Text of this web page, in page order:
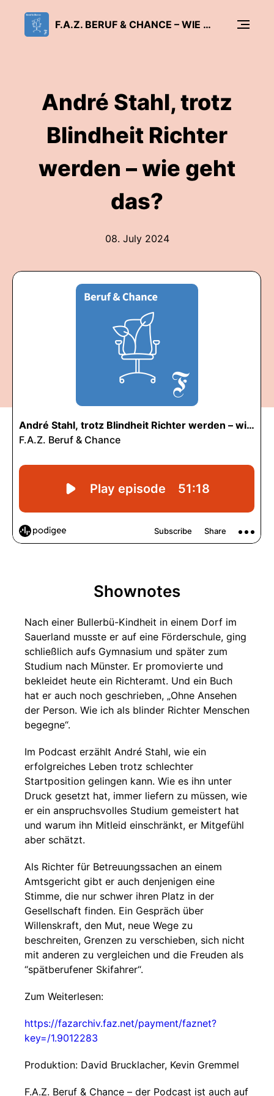
F.A.Z. BERUF & CHANCE – WIE ARBEIT GLÜCKLICH MACHT
André Stahl, trotz
Blindheit Richter
werden – wie geht
das?
08. July 2024
Shownotes
Nach einer Bullerbü-Kindheit in einem Dorf im
Sauerland musste er auf eine Förderschule, ging
schließlich aufs Gymnasium und später zum
Studium nach Münster. Er promovierte und
bekleidet heute ein Richteramt. Und ein Buch
hat er auch noch geschrieben, „Ohne Ansehen
der Person. Wie ich als blinder Richter Menschen
begegne“.
Im Podcast erzählt André Stahl, wie ein
erfolgreiches Leben trotz schlechter
Startposition gelingen kann. Wie es ihn unter
Druck gesetzt hat, immer liefern zu müssen, wie
er ein anspruchsvolles Studium gemeistert hat
und warum ihn Mitleid einschränkt, er Mitgefühl
aber schätzt.
Als Richter für Betreuungssachen an einem
Amtsgericht gibt er auch denjenigen eine
Stimme, die nur schwer ihren Platz in der
Gesellschaft finden. Ein Gespräch über
Willenskraft, den Mut, neue Wege zu
beschreiten, Grenzen zu verschieben, sich nicht
mit anderen zu vergleichen und die Freuden als
“spätberufener Skifahrer“.
Zum Weiterlesen:
https://fazarchiv.faz.net/payment/faznet?
key=/1.9012283
Produktion: David Brucklacher, Kevin Gremmel
F.A.Z. Beruf & Chance – der Podcast ist auch auf